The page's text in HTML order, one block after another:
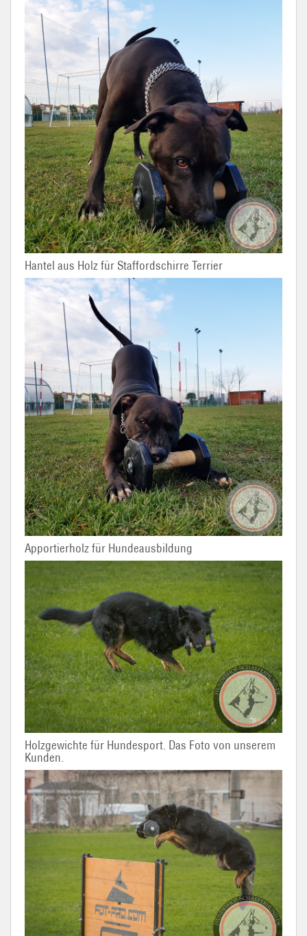
Hantel aus Holz für Staffordschirre Terrier
Apportierholz für Hundeausbildung
Holzgewichte für Hundesport. Das Foto von unserem
Kunden.